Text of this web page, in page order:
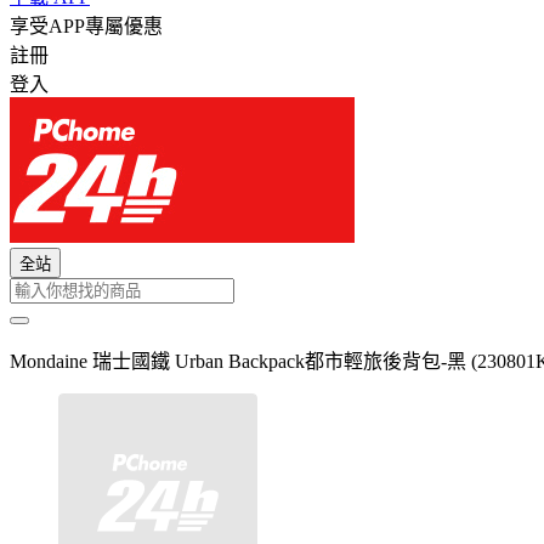
享受APP專屬優惠
註冊
登入
全站
Mondaine 瑞士國鐵 Urban Backpack都市輕旅後背包-黑